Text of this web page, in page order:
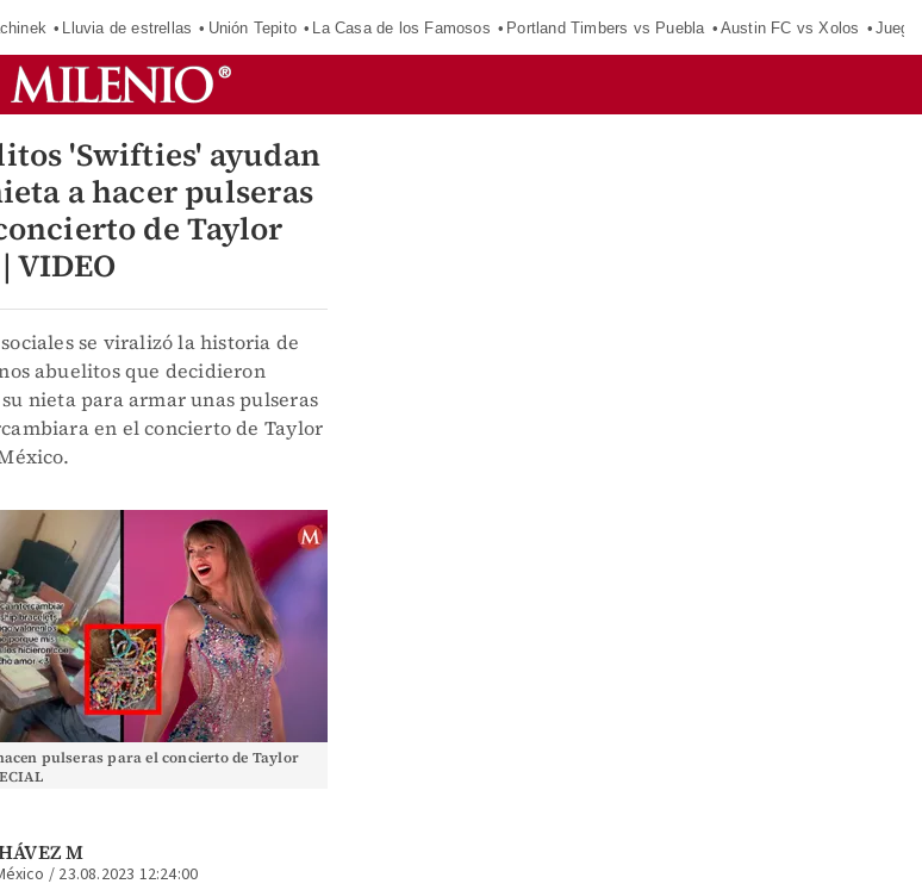
Lluvia de estrellas Unión Tepito La Casa de los Famosos Portland Timbers vs Puebla Austin FC vs Xolos
'Swifties' ayudan
a hacer pulseras
de Taylor
VIDEO
se viralizó la historia de
abuelitos que decidieron
nieta para armar unas pulseras
en el concierto de Taylor
pulseras para el concierto de Taylor
M
/ 23.08.2023 12:24:00